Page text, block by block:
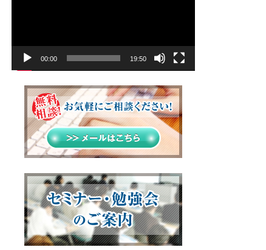
ヤ
00:00 19:50